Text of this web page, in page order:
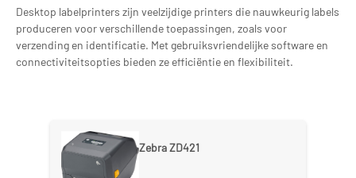
Desktop labelprinters zijn veelzijdige printers die nauwkeurig labels
produceren voor verschillende toepassingen, zoals voor
verzending en identificatie. Met gebruiksvriendelijke software en
connectiviteitsopties bieden ze efficiëntie en flexibiliteit.
Zebra ZD421